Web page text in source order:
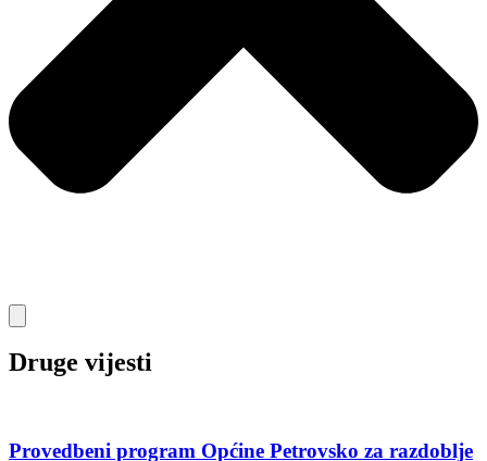
Druge vijesti
Provedbeni program Općine Petrovsko za razdoblje